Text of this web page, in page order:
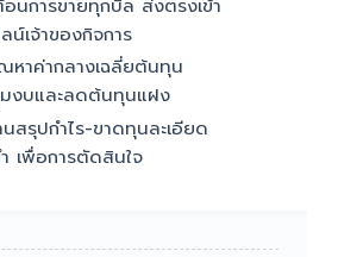
อนการขายทุกบิล ส่งตรงเข้า
น์เจ้าของกิจการ
หาค่ากลางเฉลี่ยต้นทุน
งบและลดต้นทุนแฝง
นสรุปกำไร-ขาดทุนละเอียด
เพื่อการตัดสินใจ